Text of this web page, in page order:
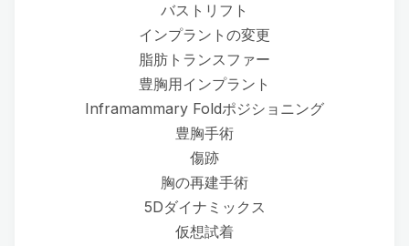
バストリフト
インプラントの変更
脂肪トランスファー
豊胸用インプラント
Inframammary Foldポジショニング
豊胸手術
傷跡
胸の再建手術
5Dダイナミックス
仮想試着